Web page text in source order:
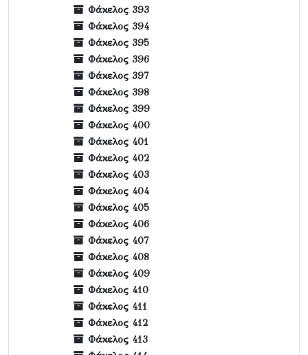
Φάκελος 393
Φάκελος 394
Φάκελος 395
Φάκελος 396
Φάκελος 397
Φάκελος 398
Φάκελος 399
Φάκελος 400
Φάκελος 401
Φάκελος 402
Φάκελος 403
Φάκελος 404
Φάκελος 405
Φάκελος 406
Φάκελος 407
Φάκελος 408
Φάκελος 409
Φάκελος 410
Φάκελος 411
Φάκελος 412
Φάκελος 413